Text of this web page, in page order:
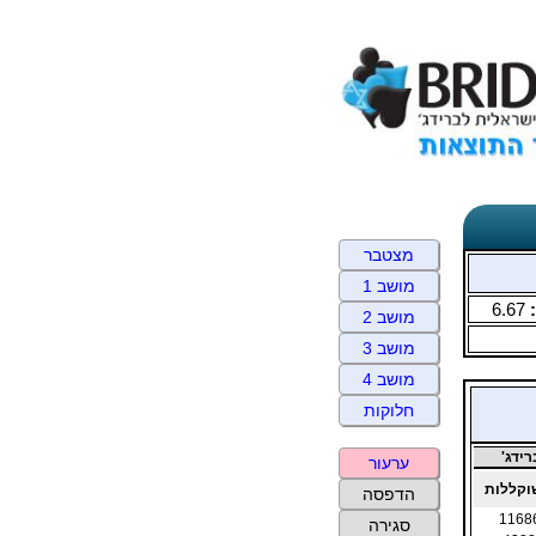
6.67
מצטבר
מושב 1
מושב 2
מושב 3
מושב 4
חלוקות
ערעור
הדפסה
סגירה